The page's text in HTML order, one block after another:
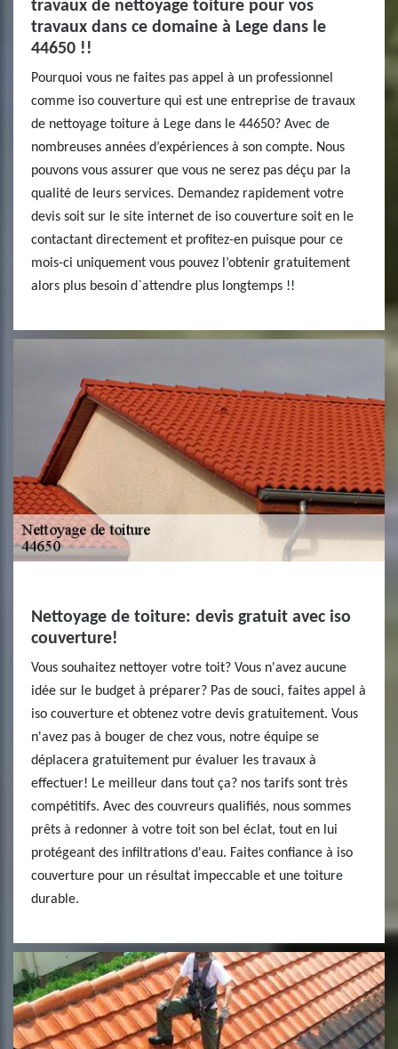
travaux de nettoyage toiture pour vos
travaux dans ce domaine à Lege dans le
44650 !!
Pourquoi vous ne faites pas appel à un professionnel
comme iso couverture qui est une entreprise de travaux
de nettoyage toiture à Lege dans le 44650? Avec de
nombreuses années d’expériences à son compte. Nous
pouvons vous assurer que vous ne serez pas déçu par la
qualité de leurs services. Demandez rapidement votre
devis soit sur le site internet de iso couverture soit en le
contactant directement et profitez-en puisque pour ce
mois-ci uniquement vous pouvez l’obtenir gratuitement
alors plus besoin d`attendre plus longtemps !!
Nettoyage de toiture: devis gratuit avec iso
couverture!
Vous souhaitez nettoyer votre toit? Vous n'avez aucune
idée sur le budget à préparer? Pas de souci, faites appel à
iso couverture et obtenez votre devis gratuitement. Vous
n'avez pas à bouger de chez vous, notre équipe se
déplacera gratuitement pur évaluer les travaux à
effectuer! Le meilleur dans tout ça? nos tarifs sont très
compétitifs. Avec des couvreurs qualifiés, nous sommes
prêts à redonner à votre toit son bel éclat, tout en lui
protégeant des infiltrations d'eau. Faites confiance à iso
couverture pour un résultat impeccable et une toiture
durable.